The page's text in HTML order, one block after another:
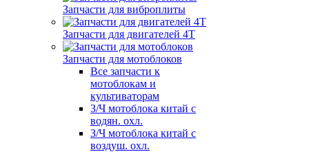
Запчасти для виброплиты
Запчасти для двигателей 4Т
Запчасти для мотоблоков
Все запчасти к
мотоблокам и
культиваторам
З/Ч мотоблока китай с
водян. охл.
З/Ч мотоблока китай с
воздуш. охл.